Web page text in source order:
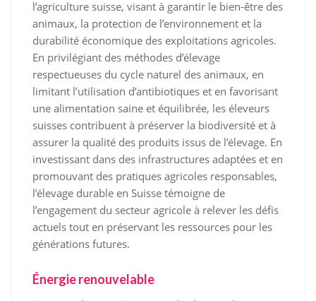
l’agriculture suisse, visant à garantir le bien-être des
animaux, la protection de l’environnement et la
durabilité économique des exploitations agricoles.
En privilégiant des méthodes d’élevage
respectueuses du cycle naturel des animaux, en
limitant l’utilisation d’antibiotiques et en favorisant
une alimentation saine et équilibrée, les éleveurs
suisses contribuent à préserver la biodiversité et à
assurer la qualité des produits issus de l’élevage. En
investissant dans des infrastructures adaptées et en
promouvant des pratiques agricoles responsables,
l’élevage durable en Suisse témoigne de
l’engagement du secteur agricole à relever les défis
actuels tout en préservant les ressources pour les
générations futures.
Énergie renouvelable